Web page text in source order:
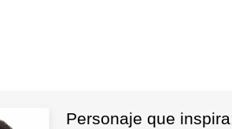
Personaje que